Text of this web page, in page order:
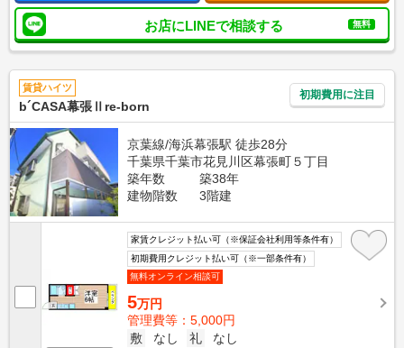
お店にLINEで相談する 無料
賃貸ハイツ
b´CASA幕張Ⅱre-born
初期費用に注目
京葉線/海浜幕張駅 徒歩28分
千葉県千葉市花見川区幕張町５丁目
築年数
築38年
建物階数
3階建
家賃クレジット払い可（※保証会社利用等条件有）
初期費用クレジット払い可（※一部条件有）
無料オンライン相談可
5万円
管理費等：5,000円
敷
なし 礼
なし